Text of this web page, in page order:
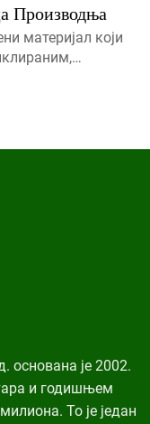
Производња
материјал који
основана је 2002.
и годишњем
То је један